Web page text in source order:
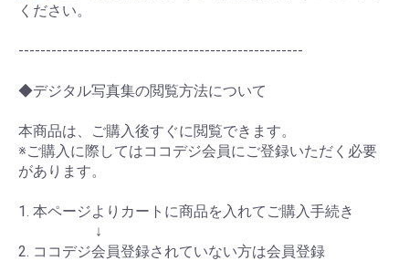
ください。
----------------------------------------------------
◆デジタル写真集の閲覧方法について
本商品は、ご購入後すぐに閲覧できます。
※ご購入に際してはココデジ会員にご登録いただく必要
があります。
1. 本ページよりカートに商品を入れてご購入手続き
↓
2. ココデジ会員登録されていない方は会員登録